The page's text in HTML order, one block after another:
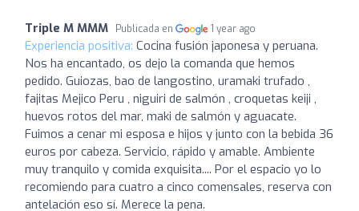
Triple M MMM Publicada en 1 year ago
Experiencia positiva: Cocina fusión japonesa y peruana.
Nos ha encantado, os dejo la comanda que hemos
pedido. Guiozas, bao de langostino, uramaki trufado ,
fajitas Mejico Peru , niguiri de salmón , croquetas keiji ,
huevos rotos del mar, maki de salmón y aguacate.
Fuimos a cenar mi esposa e hijos y junto con la bebida 36
euros por cabeza. Servicio, rápido y amable. Ambiente
muy tranquilo y comida exquisita.... Por el espacio yo lo
recomiendo para cuatro a cinco comensales, reserva con
antelación eso sí. Merece la pena.